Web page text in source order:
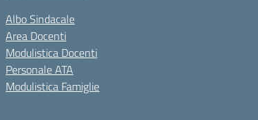
Albo Sindacale
Area Docenti
Modulistica Docenti
Personale ATA
Modulistica Famiglie